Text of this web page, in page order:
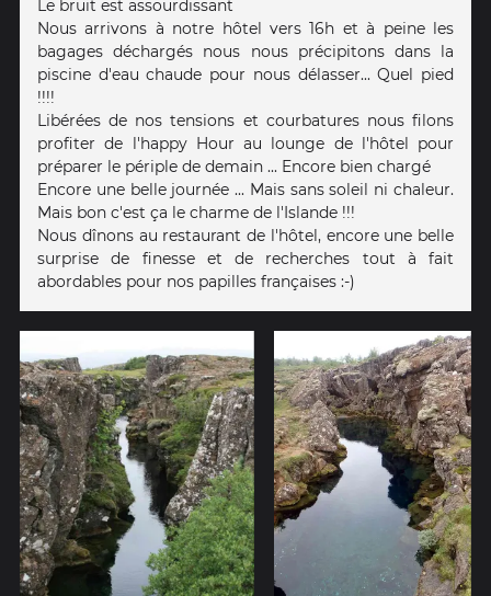
Le bruit est assourdissant
Nous arrivons à notre hôtel vers 16h et à peine les
bagages déchargés nous nous précipitons dans la
piscine d'eau chaude pour nous délasser... Quel pied
!!!!
Libérées de nos tensions et courbatures nous filons
profiter de l'happy Hour au lounge de l'hôtel pour
préparer le périple de demain ... Encore bien chargé
Encore une belle journée ... Mais sans soleil ni chaleur.
Mais bon c'est ça le charme de l'Islande !!!
Nous dînons au restaurant de l'hôtel, encore une belle
surprise de finesse et de recherches tout à fait
abordables pour nos papilles françaises :-)